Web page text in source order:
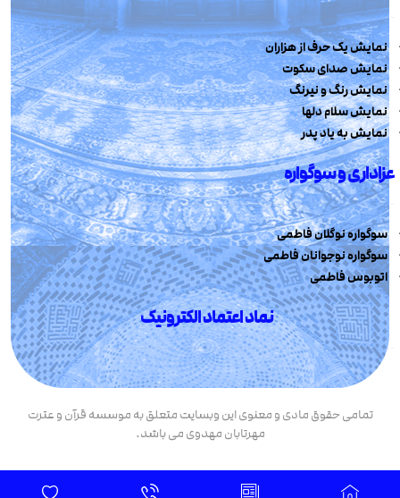
نمایش یک حرف از هزاران
نمایش صدای سکوت
نمایش رنگ و نیرنگ
نمایش سلام دلها
نمایش به یاد پدر
عزاداری و سوگواره
سوگواره نوگلان فاطمی
سوگواره نوجوانان فاطمی
اتوبوس فاطمی
نماد اعتماد الکترونیک
تمامی حقوق مادی و معنوی این وبسایت متعلق به موسسه قرآن و عترت
مهرتابان مهدوی می باشد.